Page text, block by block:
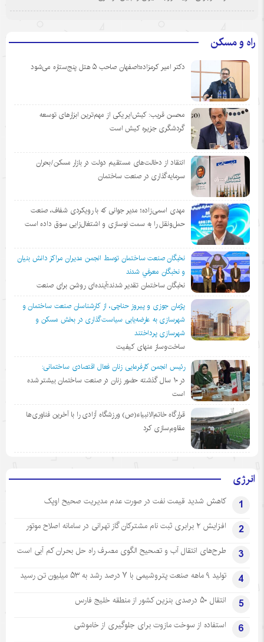
راه و مسکن
دکتر امیر کرمزاده؛اصفهان صاحب ۵ هتل پنج‌ستاره می‌شود
محسن قریب: کیش‌ایر یکی از مهم‌ترین ابزارهای توسعه
گردشگری جزیره کیش است
انتقاد از دخالت‌های مستقیم دولت در بازار مسکن/بحران
سرمایه‌گذاری در صنعت ساختمان
مهدی اسمی‌زاده؛ مدیر جوانی که با رویکردی شفاف، صنعت
حمل‌ونقل را به سمت نوسازی و اشتغال‌زایی سوق داده است
نخبگان صنعت ساختمان توسط انجمن مديران مراكز دانش بنيان
و نخبگان معرفي شدند
نخبگان ساختمان تقدیر شدند؛آینده‌ای روشن برای صنعت
پژمان جوزی و پیروز حناچی، از کارشناسان صنعت ساختمان و
شهرسازی به عارضه‌یابی سیاست‌گذاری در بخش مسکن و
شهرسازی پرداختند
ساخت‌وساز منهای کیفیت
رئیس انجمن کارفرمایی زنان فعال اقتصادی ساختمانی:
در ١٠ سال گذشته حضور زنان در صنعت ساختمان بیشتر شده
است
قرارگاه خاتم‌الانبیاء(ص) ورزشگاه آزادی را با آخرین فناوری‌ها
مقاوم‌سازی کرد
انرژی
1 کاهش شدید قیمت نفت در صورت عدم مدیریت صحیح اوپک
2 افزایش ۲ برابری ثبت نام مشترکان گاز تهرانی‌ در سامانه اصلاح موتور
3 طرح‌های انتقال آب و تصحیح الگوی مصرف راه حل بحران کم آبی است
4 تولید ۹ ماهه صنعت پتروشیمی با ۷ درصد رشد به ۵۳ میلیون تن رسید
5 انتقال ۵۰ درصدی بنزین کشور از منطقه خلیج فارس
6 استفاده از سوخت مازوت برای جلوگیری از خاموشی